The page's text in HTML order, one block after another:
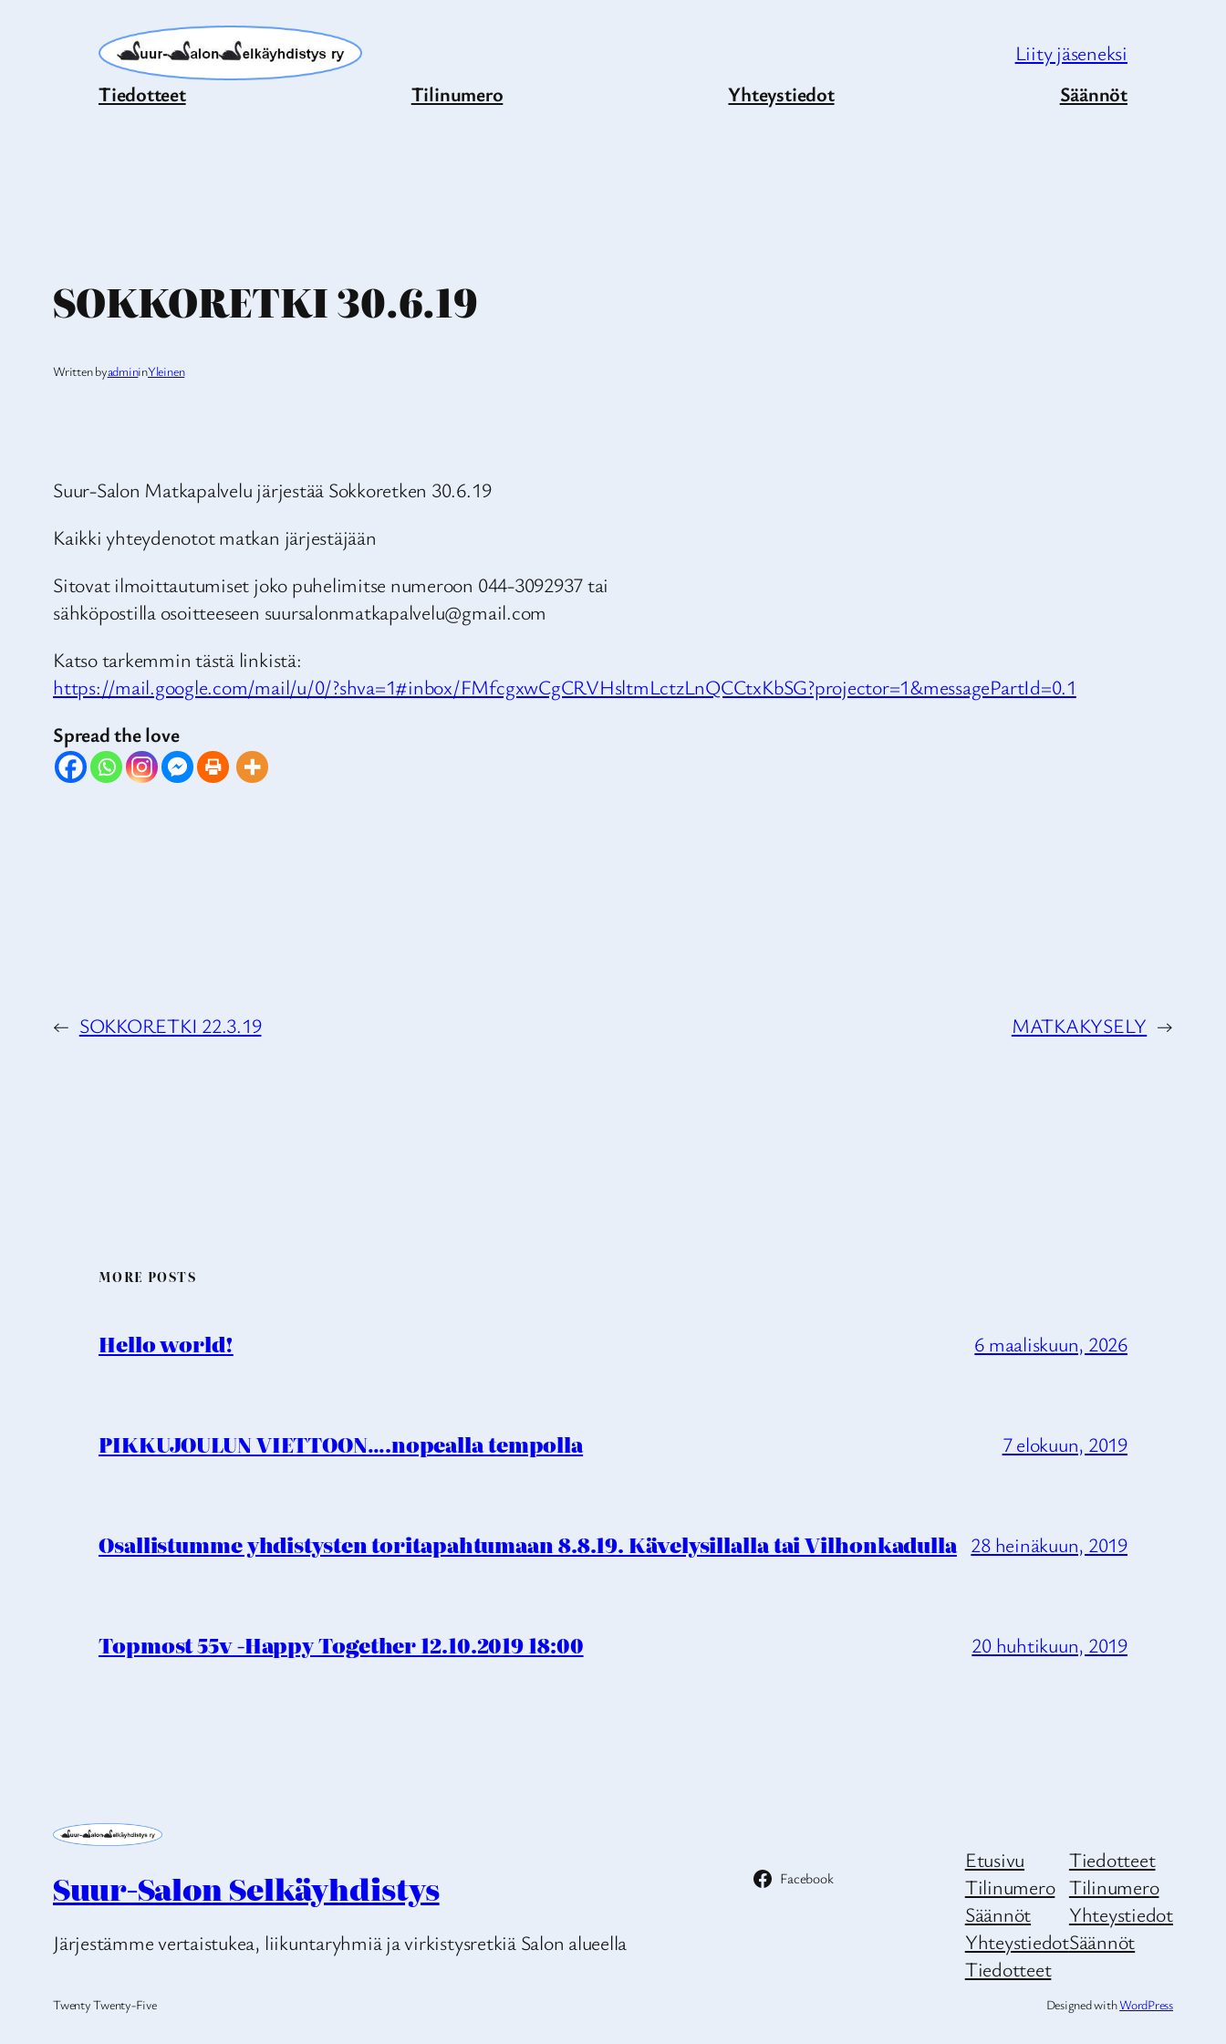
Liity jäseneksi
Tiedotteet
Tilinumero Yhteystiedot Säännöt
SOKKORETKI 30.6.19
Written byadmininYleinen
Suur-Salon Matkapalvelu järjestää Sokkoretken 30.6.19
Kaikki yhteydenotot matkan järjestäjään
Sitovat ilmoittautumiset joko puhelimitse numeroon 044-3092937 tai
sähköpostilla osoitteeseen suursalonmatkapalvelu@gmail.com
Katso tarkemmin tästä linkistä:
https://mail.google.com/mail/u/0/?shva=1#inbox/FMfcgxwCgCRVHsltmLctzLnQCCtxKbSG?projector=1&messagePartId=0.1
Spread the love
← SOKKORETKI 22.3.19 MATKAKYSELY →
MORE POSTS
Hello world! 6 maaliskuun, 2026
PIKKUJOULUN VIETTOON….nopealla tempolla 7 elokuun, 2019
Osallistumme yhdistysten toritapahtumaan 8.8.19. Kävelysillalla tai Vilhonkadulla 28 heinäkuun, 2019
Topmost 55v -Happy Together 12.10.2019 18:00 20 huhtikuun, 2019
Suur-Salon Selkäyhdistys
Järjestämme vertaistukea, liikuntaryhmiä ja virkistysretkiä Salon alueella
Facebook
Etusivu
Tilinumero
Säännöt
Yhteystiedot
Tiedotteet
Tiedotteet
Tilinumero
Yhteystiedot
Säännöt
Twenty Twenty-Five Designed withWordPress